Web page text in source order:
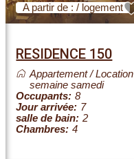
A partir de : / logement
RESIDENCE 150
Appartement/Location
semaine samedi
Occupants: 8
Jour arrivée: 7
salle de bain: 2
Chambres: 4